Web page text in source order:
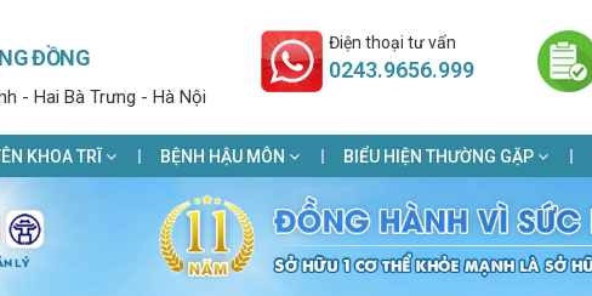
ĐỒNG
- Hai Bà Trưng - Hà Nội
Điện thoại tư vấn
0243.9656.999
KHOA TRĨ BỆNH HẬU MÔN BIỂU HIỆN THƯỜNG GẶP